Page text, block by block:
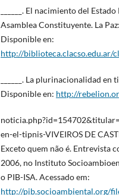
______. El nacimiento del
Asamblea Constituyente. La
Disponible en:
http://biblioteca.clacso.edu.ar/
______. La plurinacionalidad
Disponible en: http://
en-el-tipnis-VIVEIROS DE
Exceto quem não é. Entrevista
2006, no Instituto
o PIB-ISA. Acessado em:
http://pib.socioambiental.org/